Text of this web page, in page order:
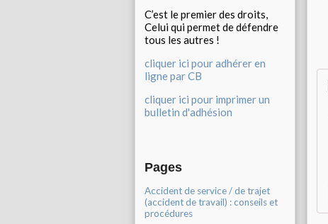
C’est le premier des droits,
Celui qui permet de défendre
tous les autres !
cliquer ici pour adhérer en
ligne par CB
cliquer ici pour imprimer un
bulletin d'adhésion
Pages
Accident de service / de trajet
(accident de travail) : conseils et
procédures